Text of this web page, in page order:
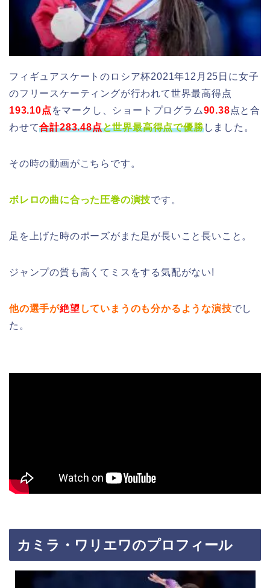
フィギュアスケートのロシア杯2021年12月25日に女子
のフリースケーティングが行われて世界最高得点
193.10点 をマークし、ショートプログラム90.38点と合
わせて合計283.48点と世界最高得点で優勝しました。
その時の動画がこちらです。
ボレロの曲に合った圧巻の演技です。
足を上げた時のポーズがまた足が長いこと長いこと。
ジャンプの質も高くてミスをする気配がない!
他の選手が絶望 していまうのも分かるような演技でし
た。
カミラ・ワリエワのプロフィール